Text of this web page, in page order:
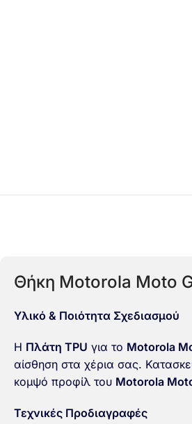
Θήκη Motorola Moto
Υλικό & Ποιότητα Σχεδιασμού
Η Πλάτη TPU για το Motorola
αίσθηση στα χέρια σας.
κομψό προφίλ του Motorola
Τεχνικές Προδιαγραφές